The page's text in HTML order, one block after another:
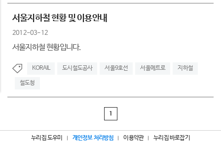
서울지하철 현황 및 이용안내
2012-03-12
서울지하철 현황입니다.
KORAIL 도시철도공사 서울9호선 서울메트로 지하철
철도청
1
누리집 도우미 개인정보 처리방침 이용약관 누리집 바로잡기